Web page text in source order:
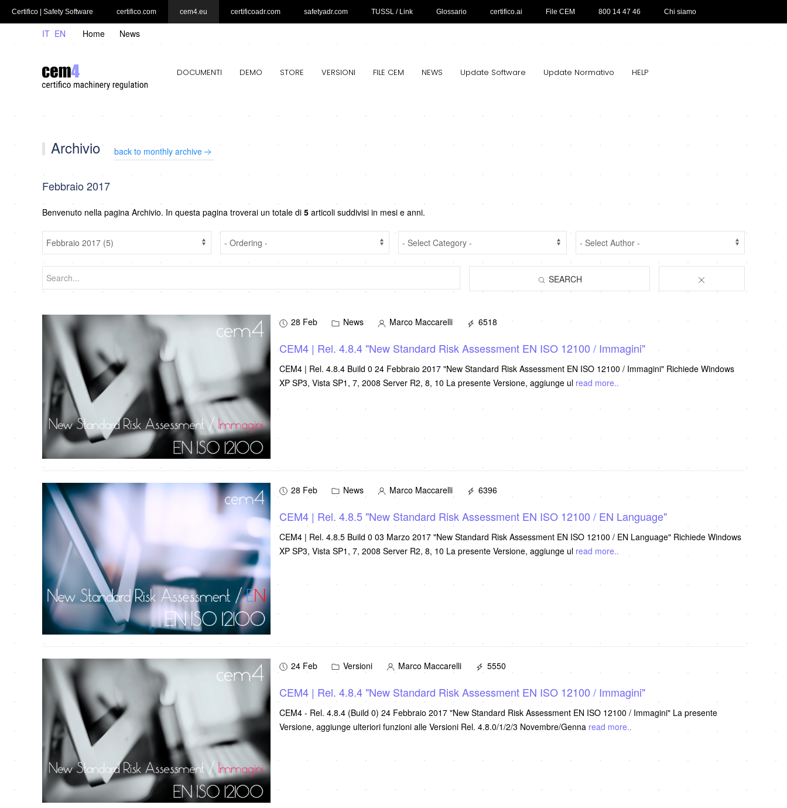
Certifico | Safety Software certifico.com cem4.eu certificoadr.com safetyadr.com TUSSL / Link Glossario certifico.ai File CEM 800 14 47 46 Chi siamo
IT EN Home News
DOCUMENTI DEMO STORE VERSIONI FILE CEM NEWS Update Software Update Normativo HELP
Archivio back to monthly archive
Febbraio 2017
Benvenuto nella pagina Archivio. In questa pagina troverai un totale di 5 articoli suddivisi in mesi e anni.
SEARCH
28 Feb News Marco Maccarelli 6518
CEM4 | Rel. 4.8.4 "New Standard Risk Assessment EN ISO 12100 / Immagini"
CEM4 | Rel. 4.8.4 Build 0 24 Febbraio 2017 "New Standard Risk Assessment EN ISO 12100 / Immagini" Richiede Windows
XP SP3, Vista SP1, 7, 2008 Server R2, 8, 10 La presente Versione, aggiunge ul read more..
28 Feb News Marco Maccarelli 6396
CEM4 | Rel. 4.8.5 "New Standard Risk Assessment EN ISO 12100 / EN Language"
CEM4 | Rel. 4.8.5 Build 0 03 Marzo 2017 "New Standard Risk Assessment EN ISO 12100 / EN Language" Richiede Windows
XP SP3, Vista SP1, 7, 2008 Server R2, 8, 10 La presente Versione, aggiunge ul read more..
24 Feb Versioni Marco Maccarelli 5550
CEM4 | Rel. 4.8.4 "New Standard Risk Assessment EN ISO 12100 / Immagini"
CEM4 - Rel. 4.8.4 (Build 0) 24 Febbraio 2017 "New Standard Risk Assessment EN ISO 12100 / Immagini" La presente
Versione, aggiunge ulteriori funzioni alle Versioni Rel. 4.8.0/1/2/3 Novembre/Genna read more..